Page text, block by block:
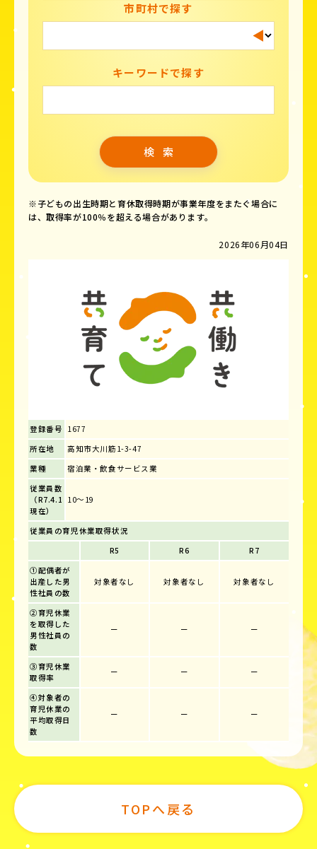
市町村で探す
キーワードで探す
※子どもの出生時期と育休取得時期が事業年度をまたぐ場合に
は、取得率が100％を超える場合があります。
2026年06月04日
登録番号 1677
所在地
高知市大川筋1-3-47
業種
宿泊業・飲食サービス業
従業員数
（R7.4.1
現在）
10～19
従業員の育児休業取得状況
R5
R6
R7
①配偶者が
出産した男
性社員の数
対象者なし 対象者なし 対象者なし
②育児休業
を取得した
男性社員の
数
ー ー ー
③育児休業
取得率
ー ー ー
④対象者の
育児休業の
平均取得日
数
ー ー ー
TOPへ戻る